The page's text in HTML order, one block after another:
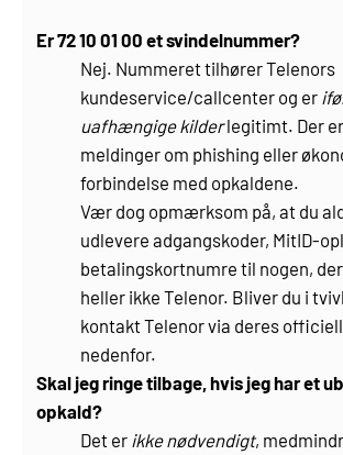
Er 72 10 01 00 et svindelnummer?
Nej. Nummeret tilhører Telenors
kundeservice/callcenter og er
uafhængige kilderlegitimt. Der er
meldinger om phishing eller
forbindelse med opkaldene.
Vær dog opmærksom på, at du
udlevere adgangskoder, MitID-
betalingskortnumre til nogen,
heller ikke Telenor. Bliver du i
kontakt Telenor via deres
nedenfor.
Skal jeg ringe tilbage, hvis jeg har et
opkald?
Det er ikke nødvendigt,